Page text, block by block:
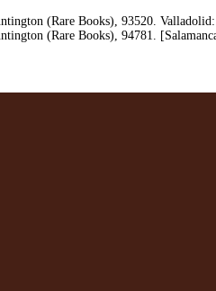
(Rare Books), 93520.
(Rare Books), 94781.